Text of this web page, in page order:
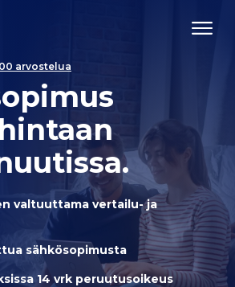
arvostelua
valtuuttama vertailu- ja
sähkösopimusta
14 vrk peruutusoikeus